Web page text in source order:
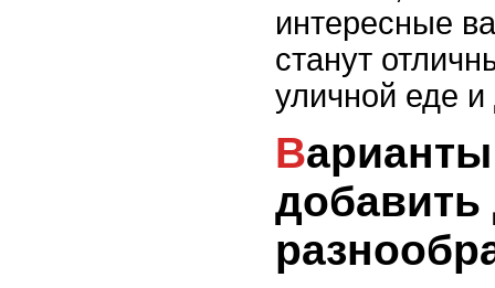
интересные
станут
уличной еде
Варианты чатни: что
добавить